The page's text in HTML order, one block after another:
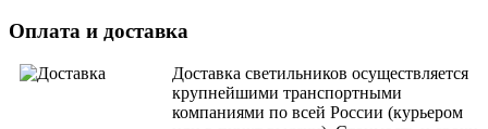
Оплата и доставка
Доставка светильников осуществляется
крупнейшими транспортными
компаниями по всей России (курьером